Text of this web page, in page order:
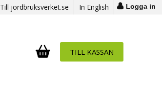
Till jordbruksverket.se In English Logga in
Antal i varukorg:
. TILL KASSAN